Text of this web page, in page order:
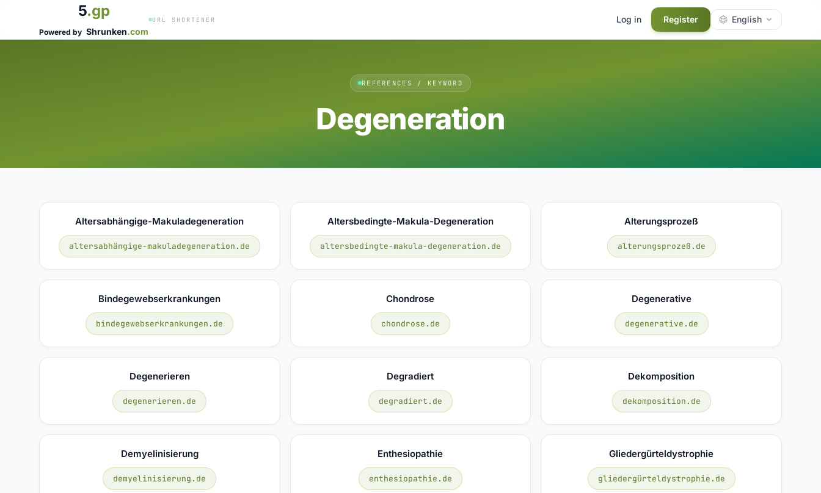
5.gp
Powered by Shrunken.com
URL SHORTENER Log in Register English
REFERENCES / KEYWORD
Degeneration
Altersabhängige-Makuladegeneration
altersabhängige-makuladegeneration.de
Altersbedingte-Makula-Degeneration
altersbedingte-makula-degeneration.de
Alterungsprozeß
alterungsprozeß.de
Bindegewebserkrankungen
bindegewebserkrankungen.de
Chondrose
chondrose.de
Degenerative
degenerative.de
Degenerieren
degenerieren.de
Degradiert
degradiert.de
Dekomposition
dekomposition.de
Demyelinisierung
demyelinisierung.de
Enthesiopathie
enthesiopathie.de
Gliedergürteldystrophie
gliedergürteldystrophie.de